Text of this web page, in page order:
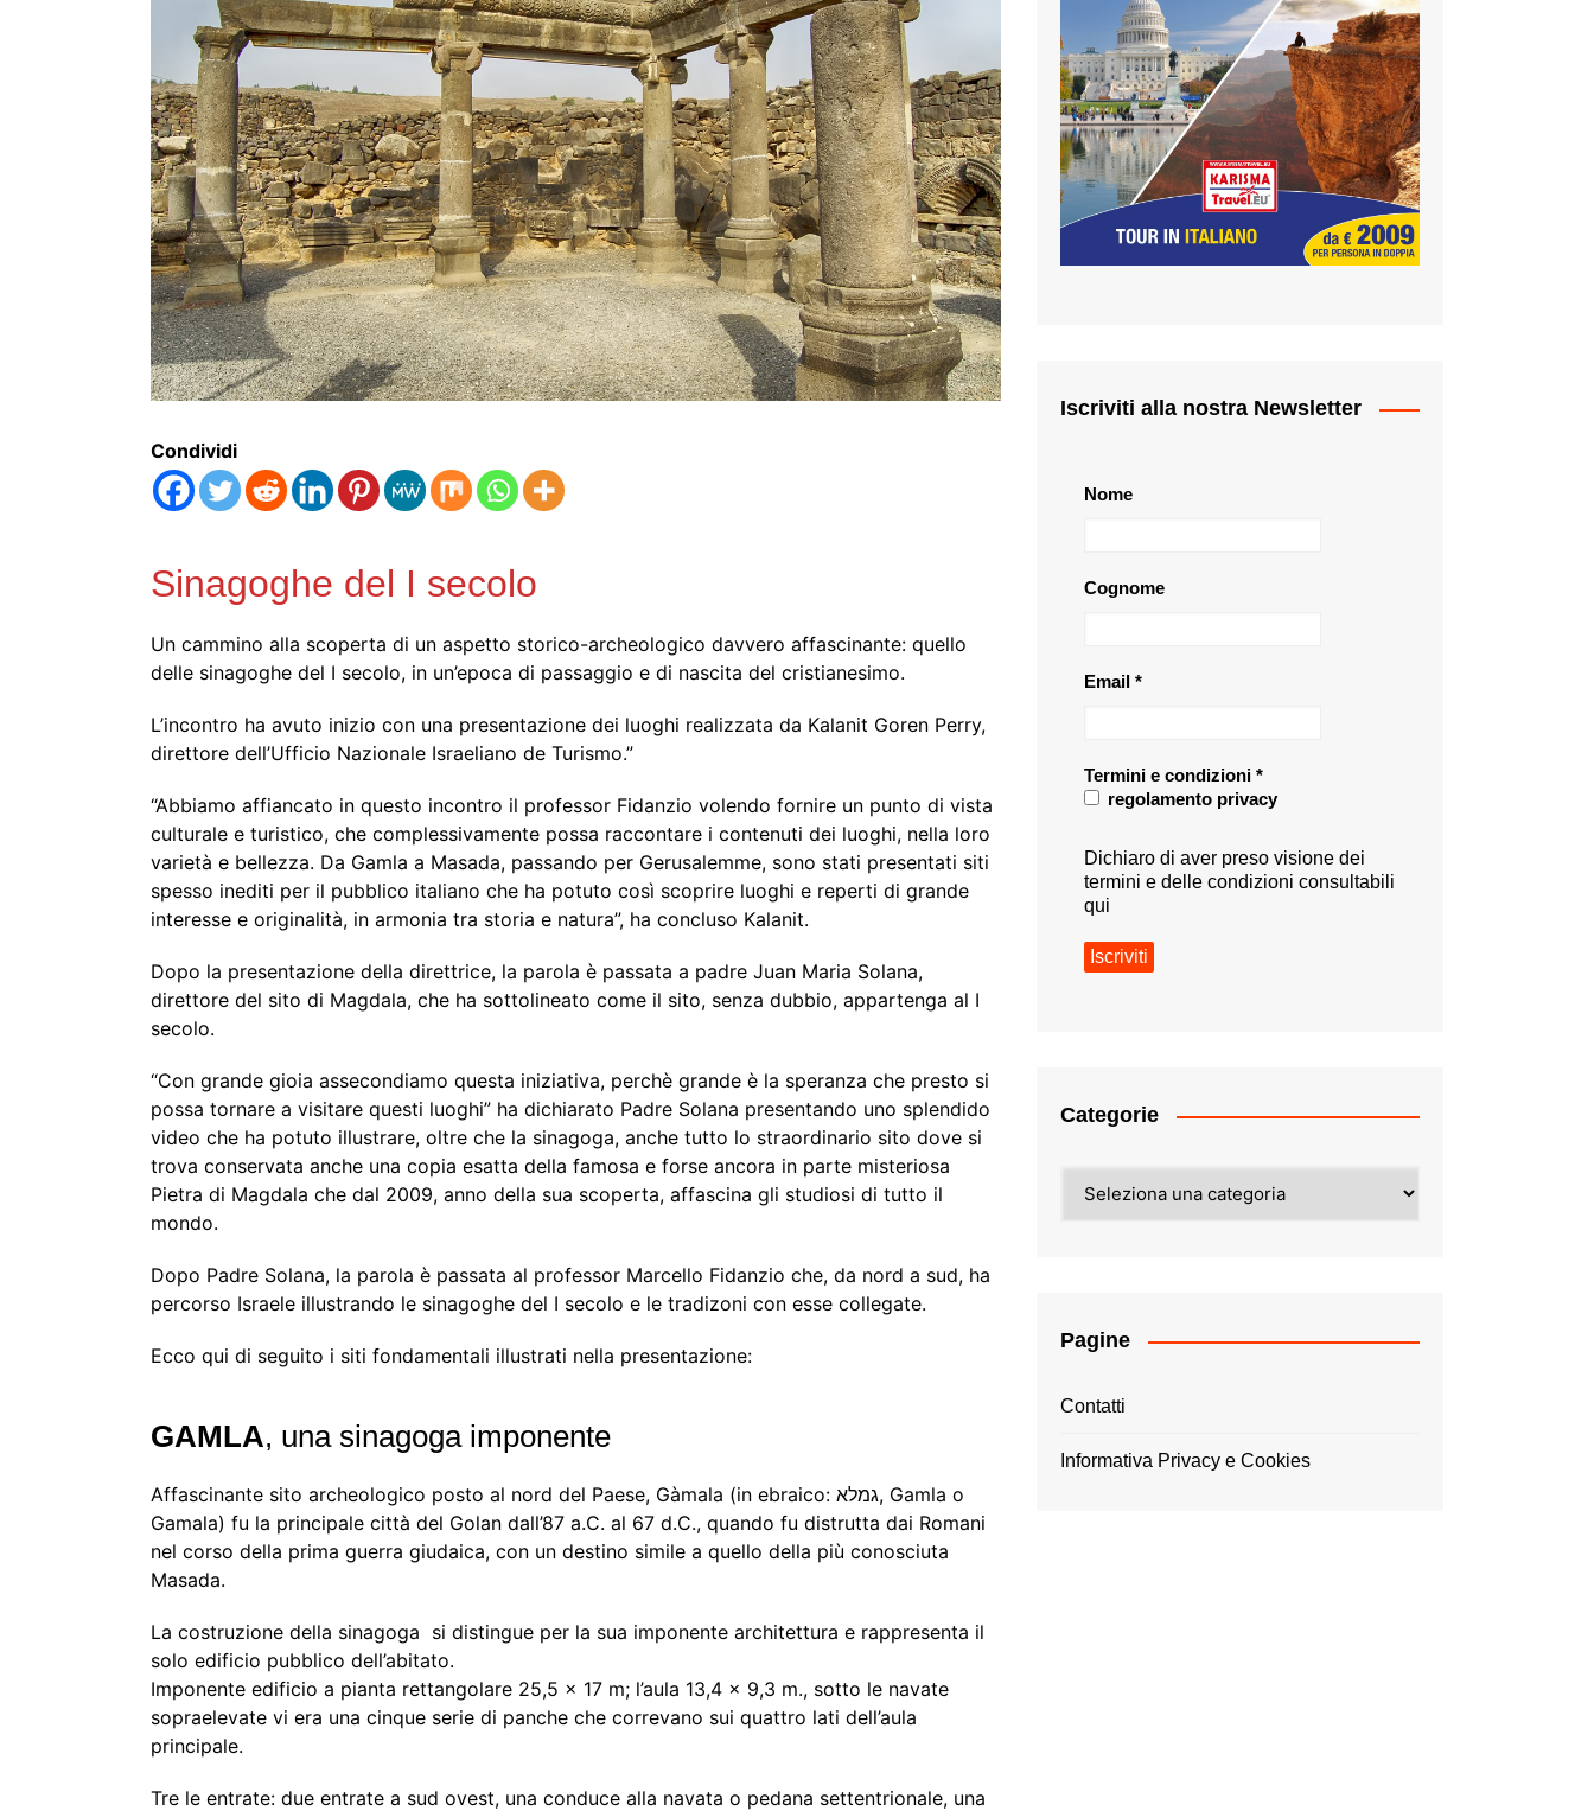
Condividi
Sinagoghe del I secolo
Un cammino alla scoperta di un aspetto storico-archeologico davvero affascinante: quello
delle sinagoghe del I secolo, in un’epoca di passaggio e di nascita del cristianesimo.
L’incontro ha avuto inizio con una presentazione dei luoghi realizzata da Kalanit Goren Perry,
direttore dell’Ufficio Nazionale Israeliano de Turismo.”
“Abbiamo affiancato in questo incontro il professor Fidanzio volendo fornire un punto di vista
culturale e turistico, che complessivamente possa raccontare i contenuti dei luoghi, nella loro
varietà e bellezza. Da Gamla a Masada, passando per Gerusalemme, sono stati presentati siti
spesso inediti per il pubblico italiano che ha potuto così scoprire luoghi e reperti di grande
interesse e originalità, in armonia tra storia e natura”, ha concluso Kalanit.
Dopo la presentazione della direttrice, la parola è passata a padre Juan Maria Solana,
direttore del sito di Magdala, che ha sottolineato come il sito, senza dubbio, appartenga al I
secolo.
“Con grande gioia assecondiamo questa iniziativa, perchè grande è la speranza che presto si
possa tornare a visitare questi luoghi” ha dichiarato Padre Solana presentando uno splendido
video che ha potuto illustrare, oltre che la sinagoga, anche tutto lo straordinario sito dove si
trova conservata anche una copia esatta della famosa e forse ancora in parte misteriosa
Pietra di Magdala che dal 2009, anno della sua scoperta, affascina gli studiosi di tutto il
mondo.
Dopo Padre Solana, la parola è passata al professor Marcello Fidanzio che, da nord a sud, ha
percorso Israele illustrando le sinagoghe del I secolo e le tradizoni con esse collegate.
Ecco qui di seguito i siti fondamentali illustrati nella presentazione:
GAMLA, una sinagoga imponente
Affascinante sito archeologico posto al nord del Paese, Gàmala (in ebraico: גמלא, Gamla o
Gamala) fu la principale città del Golan dall’87 a.C. al 67 d.C., quando fu distrutta dai Romani
nel corso della prima guerra giudaica, con un destino simile a quello della più conosciuta
Masada.
La costruzione della sinagoga si distingue per la sua imponente architettura e rappresenta il
solo edificio pubblico dell’abitato.
Imponente edificio a pianta rettangolare 25,5 x 17 m; l’aula 13,4 x 9,3 m., sotto le navate
sopraelevate vi era una cinque serie di panche che correvano sui quattro lati dell’aula
principale.
Tre le entrate: due entrate a sud ovest, una conduce alla navata o pedana settentrionale, una
Iscriviti alla nostra Newsletter
Nome
Cognome
Email *
Termini e condizioni *
regolamento privacy
Dichiaro di aver preso visione dei
termini e delle condizioni consultabili
qui
Categorie
Pagine
Contatti
Informativa Privacy e Cookies